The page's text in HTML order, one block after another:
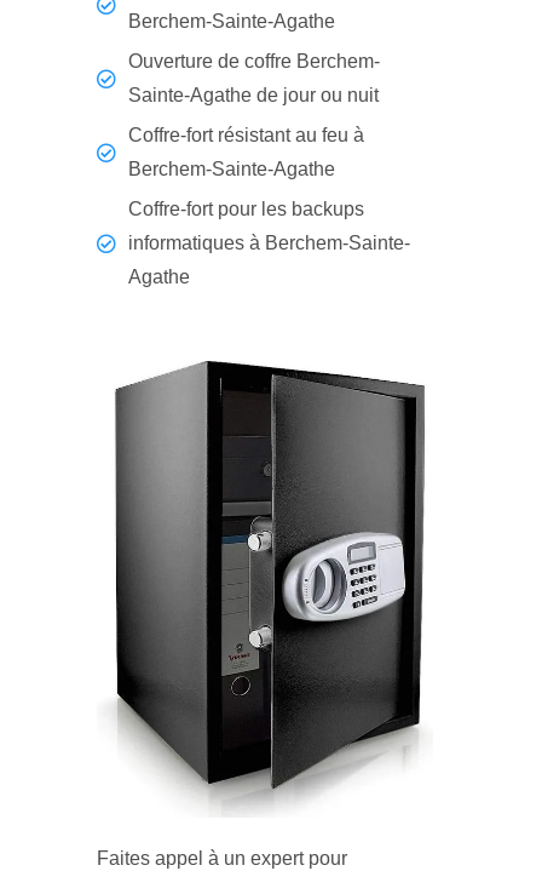
Berchem-Sainte-Agathe
Ouverture de coffre Berchem-
Sainte-Agathe de jour ou nuit
Coffre-fort résistant au feu à
Berchem-Sainte-Agathe
Coffre-fort pour les backups
informatiques à Berchem-Sainte-
Agathe
Faites appel à un expert pour